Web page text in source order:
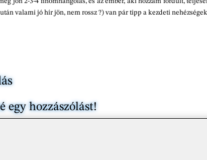
után valami jó hír jön, nem rossz ?) van pár tipp a kezdeti
egy hozzászólást!